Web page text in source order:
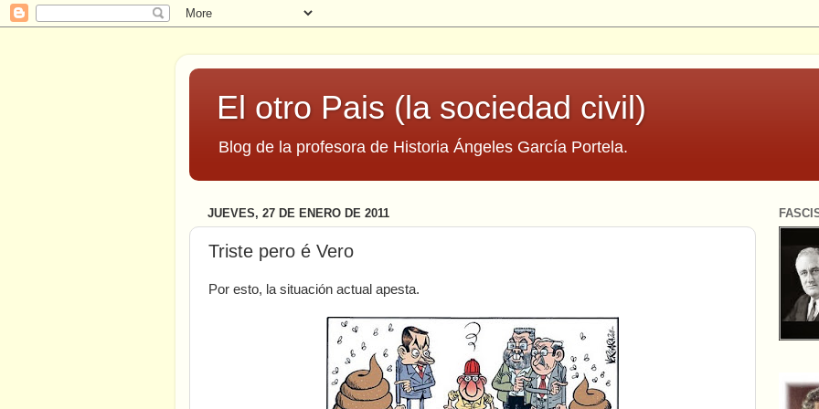
El otro Pais (la sociedad civil)
Blog de la profesora de Historia Ángeles García Portela.
JUEVES, 27 DE ENERO DE 2011
Triste pero é Vero
Por esto, la situación actual apesta.